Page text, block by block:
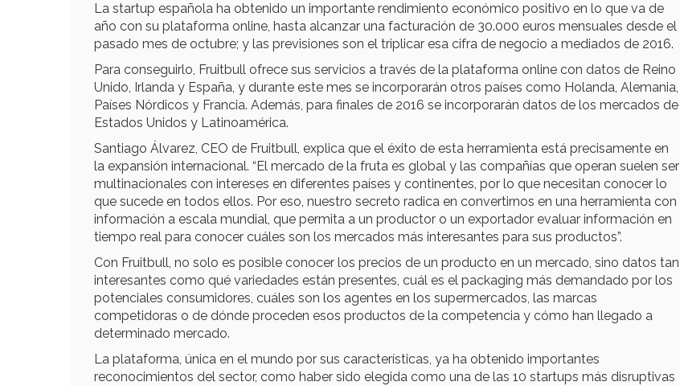
La startup española ha obtenido un importante rendimiento económico positivo en lo que va de
año con su plataforma online, hasta alcanzar una facturación de 30.000 euros mensuales desde el
pasado mes de octubre; y las previsiones son el triplicar esa cifra de negocio a mediados de 2016.
Para conseguirlo, Fruitbull ofrece sus servicios a través de la plataforma online con datos de Reino
Unido, Irlanda y España, y durante este mes se incorporarán otros países como Holanda, Alemania,
Países Nórdicos y Francia. Además, para finales de 2016 se incorporarán datos de los mercados de
Estados Unidos y Latinoamérica.
Santiago Álvarez, CEO de Fruitbull, explica que el éxito de esta herramienta está precisamente en
la expansión internacional. “El mercado de la fruta es global y las compañías que operan suelen ser
multinacionales con intereses en diferentes países y continentes, por lo que necesitan conocer lo
que sucede en todos ellos. Por eso, nuestro secreto radica en convertirnos en una herramienta con
información a escala mundial, que permita a un productor o un exportador evaluar información en
tiempo real para conocer cuáles son los mercados más interesantes para sus productos”.
Con Fruitbull, no solo es posible conocer los precios de un producto en un mercado, sino datos tan
interesantes como qué variedades están presentes, cuál es el packaging más demandado por los
potenciales consumidores, cuáles son los agentes en los supermercados, las marcas
competidoras o de dónde proceden esos productos de la competencia y cómo han llegado a
determinado mercado.
La plataforma, única en el mundo por sus características, ya ha obtenido importantes
reconocimientos del sector, como haber sido elegida como una de las 10 startups más disruptivas